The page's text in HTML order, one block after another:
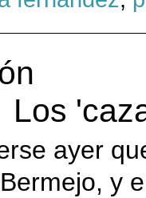
Los
ayer
y